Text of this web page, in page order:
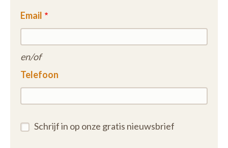
Email
en/of
Telefoon
Schrijf in op onze gratis nieuwsbrief